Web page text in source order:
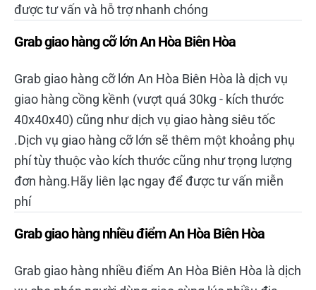
được tư vấn và hỗ trợ nhanh chóng
Grab giao hàng cỡ lớn An Hòa Biên Hòa
Grab giao hàng cỡ lớn An Hòa Biên Hòa là dịch vụ
giao hàng cồng kềnh (vượt quá 30kg - kích thước
40x40x40) cũng như dịch vụ giao hàng siêu tốc
.Dịch vụ giao hàng cỡ lớn sẽ thêm một khoảng phụ
phí tùy thuộc vào kích thước cũng như trọng lượng
đơn hàng.Hãy liên lạc ngay để được tư vấn miễn
phí
Grab giao hàng nhiều điểm An Hòa Biên Hòa
Grab giao hàng nhiều điểm An Hòa Biên Hòa là dịch